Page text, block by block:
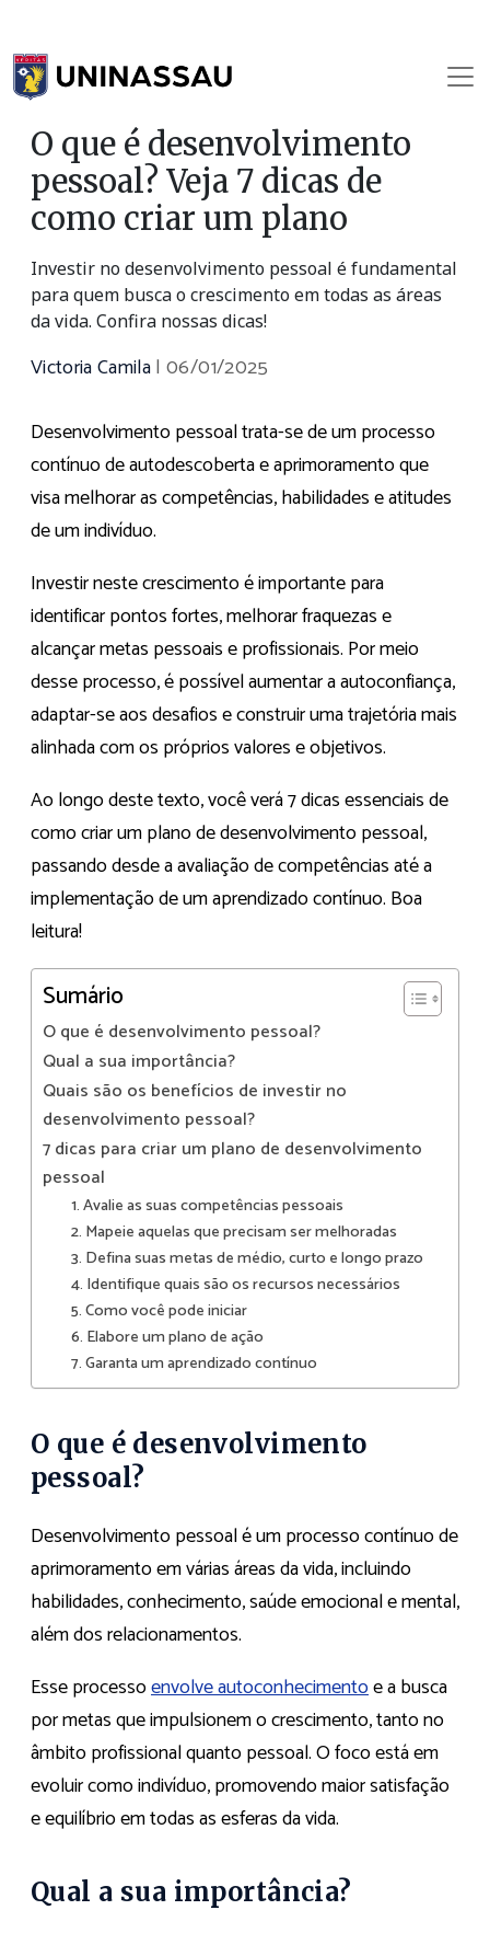
O que é desenvolvimento
pessoal? Veja 7 dicas de
como criar um plano
Investir no desenvolvimento pessoal é fundamental
para quem busca o crescimento em todas as áreas
da vida. Confira nossas dicas!
Victoria Camila|06/01/2025
Desenvolvimento pessoal trata-se de um processo
contínuo de autodescoberta e aprimoramento que
visa melhorar as competências, habilidades e atitudes
de um indivíduo.
Investir neste crescimento é importante para
identificar pontos fortes, melhorar fraquezas e
alcançar metas pessoais e profissionais. Por meio
desse processo, é possível aumentar a autoconfiança,
adaptar-se aos desafios e construir uma trajetória mais
alinhada com os próprios valores e objetivos.
Ao longo deste texto, você verá 7 dicas essenciais de
como criar um plano de desenvolvimento pessoal,
passando desde a avaliação de competências até a
implementação de um aprendizado contínuo. Boa
leitura!
Sumário
O que é desenvolvimento pessoal?
Qual a sua importância?
Quais são os benefícios de investir no
desenvolvimento pessoal?
7 dicas para criar um plano de desenvolvimento
pessoal
1. Avalie as suas competências pessoais
2. Mapeie aquelas que precisam ser melhoradas
3. Defina suas metas de médio, curto e longo prazo
4. Identifique quais são os recursos necessários
5. Como você pode iniciar
6. Elabore um plano de ação
7. Garanta um aprendizado contínuo
O que é desenvolvimento
pessoal?
Desenvolvimento pessoal é um processo contínuo de
aprimoramento em várias áreas da vida, incluindo
habilidades, conhecimento, saúde emocional e mental,
além dos relacionamentos.
Esse processoenvolve autoconhecimentoe a busca
por metas que impulsionem o crescimento, tanto no
âmbito profissional quanto pessoal. O foco está em
evoluir como indivíduo, promovendo maior satisfação
e equilíbrio em todas as esferas da vida.
Qual a sua importância?